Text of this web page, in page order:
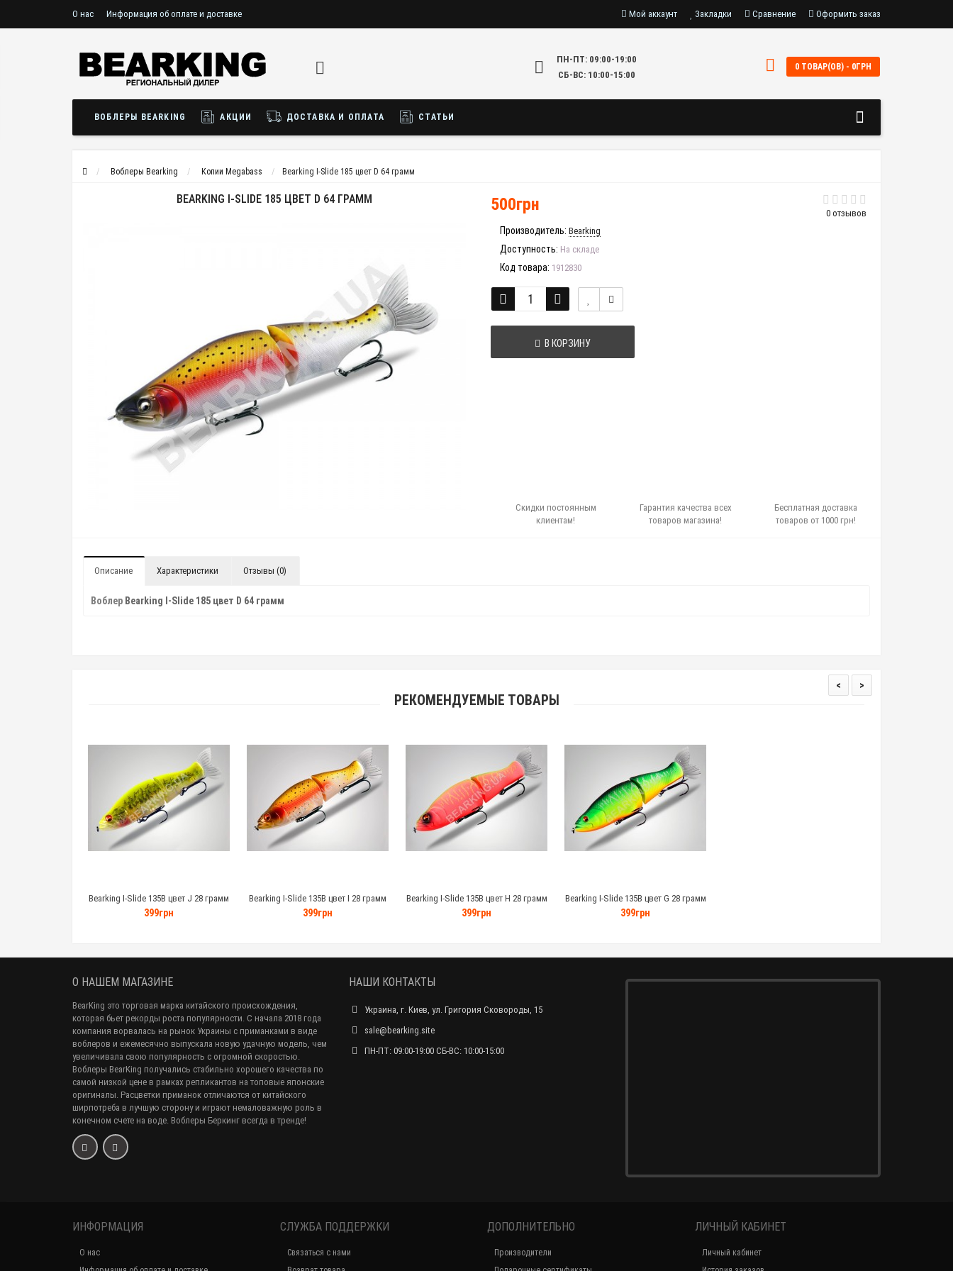
О нас Информация об оплате и доставке Мой аккаунт Закладки Сравнение Оформить заказ
ПН-ПТ: 09:00-19:00
СБ-ВС: 10:00-15:00
0 ТОВАР(ОВ) - 0ГРН
ВОБЛЕРЫ BEARKING АКЦИИ ДОСТАВКА И ОПЛАТА СТАТЬИ
Воблеры Bearking Копии Megabass Bearking I-Slide 185 цвет D 64 грамм
BEARKING I-SLIDE 185 ЦВЕТ D 64 ГРАММ
0 отзывов
500грн
Производитель: Bearking
Доступность: На складе
Код товара: 1912830
В КОРЗИНУ
Скидки постоянным
клиентам!
Гарантия качества всех
товаров магазина!
Бесплатная доставка
товаров от 1000 грн!
Описание Характеристики Отзывы (0)
Воблер Bearking I-Slide 185 цвет D 64 грамм
РЕКОМЕНДУЕМЫЕ ТОВАРЫ
Bearking I-Slide 135B цвет J 28 грамм
399грн
Bearking I-Slide 135B цвет I 28 грамм
399грн
Bearking I-Slide 135B цвет H 28 грамм
399грн
Bearking I-Slide 135B цвет G 28 грамм
399грн
< >
О НАШЕМ МАГАЗИНЕ
BearKing это торговая марка китайского происхождения,
которая бьет рекорды роста популярности. С начала 2018 года
компания ворвалась на рынок Украины с приманками в виде
воблеров и ежемесячно выпускала новую удачную модель, чем
увеличивала свою популярность с огромной скоростью.
Воблеры BearKing получались стабильно хорошего качества по
самой низкой цене в рамках репликантов на топовые японские
оригиналы. Расцветки приманок отличаются от китайского
ширпотреба в лучшую сторону и играют немаловажную роль в
конечном счете на воде. Воблеры Беркинг всегда в тренде!
НАШИ КОНТАКТЫ
Украина, г. Киев, ул. Григория Сковороды, 15
sale@bearking.site
ПН-ПТ: 09:00-19:00 СБ-ВС: 10:00-15:00
ИНФОРМАЦИЯ
О нас
СЛУЖБА ПОДДЕРЖКИ
Связаться с нами
ДОПОЛНИТЕЛЬНО
Производители
ЛИЧНЫЙ КАБИНЕТ
Личный кабинет